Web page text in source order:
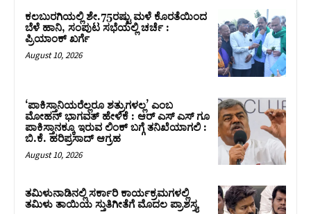
ಕಲಬುರಗಿಯಲ್ಲಿ ಶೇ.75ರಷ್ಟು ಮಳೆ ಕೊರತೆಯಿಂದ
ಬೆಳೆ ಹಾನಿ, ಸಂಪುಟ‌ ಸಭೆಯಲ್ಲಿ ಚರ್ಚೆ :
ಪ್ರಿಯಾಂಕ್ ಖರ್ಗೆ
August 10, 2026
‘ಪಾಕಿಸ್ತಾನಿಯರೆಲ್ಲರೂ ಶತ್ರುಗಳಲ್ಲ’ ಎಂಬ
ಮೋಹನ್‌ ಭಾಗವತ್ ಹೇಳಿಕೆ : ಆರ್ ಎಸ್ ಎಸ್ ಗೂ
ಪಾಕಿಸ್ತಾನಕ್ಕೂ ಇರುವ ಲಿಂಕ್ ಬಗ್ಗೆ ತನಿಖೆಯಾಗಲಿ :
ಬಿ.ಕೆ. ಹರಿಪ್ರಸಾದ್‌ ಆಗ್ರಹ
August 10, 2026
ತಮಿಳುನಾಡಿನಲ್ಲಿ ಸರ್ಕಾರಿ ಕಾರ್ಯಕ್ರಮಗಳಲ್ಲಿ
ತಮಿಳು ತಾಯಿಯ ಸ್ತುತಿಗೀತೆಗೆ ಮೊದಲ ಪ್ರಾಶಸ್ತ್ಯ